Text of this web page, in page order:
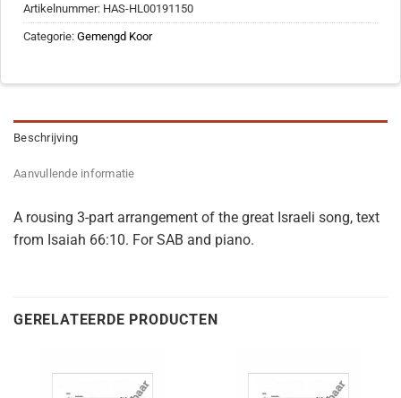
Artikelnummer: HAS-HL00191150
Categorie: Gemengd Koor
Beschrijving
Aanvullende informatie
A rousing 3-part arrangement of the great Israeli song, text
from Isaiah 66:10. For SAB and piano.
GERELATEERDE PRODUCTEN